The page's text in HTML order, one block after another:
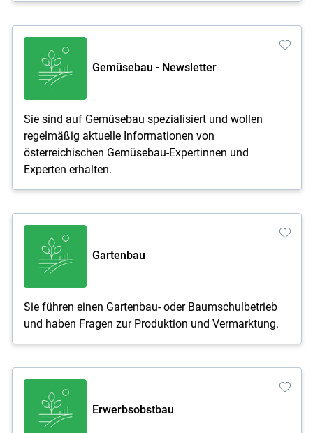
Gemüsebau - Newsletter
Sie sind auf Gemüsebau spezialisiert und wollen
regelmäßig aktuelle Informationen von
österreichischen Gemüsebau-Expertinnen und
Experten erhalten.
Gartenbau
Sie führen einen Gartenbau- oder Baumschulbetrieb
und haben Fragen zur Produktion und Vermarktung.
Erwerbsobstbau